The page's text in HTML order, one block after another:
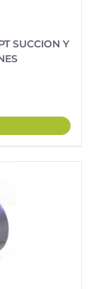
SUCCION Y